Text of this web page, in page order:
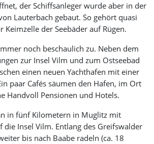
der Schiffsanleger wurde aber in der
Lauterbach gebaut. So gehört quasi
Keimzelle der Seebäder auf Rügen.
noch beschaulich zu. Neben dem
zur Insel Vilm und zum Ostseebad
einen neuen Yachthafen mit einer
paar Cafés säumen den Hafen, im Ort
Handvoll Pensionen und Hotels.
in fünf Kilometern in Muglitz mit
die Insel Vilm. Entlang des Greifswalder
bis nach Baabe radeln (ca. 18